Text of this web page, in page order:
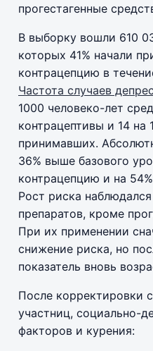
прогестагенные
В выборку вошли 610
которых 41% начали
контрацепцию в
Частота случаев
1000 человеко-лет
контрацептивы и 14 на
принимавших.
36% выше базового
контрацепцию и на
Рост риска
препаратов, кроме
При их применении
снижение риска, но
показатель вновь
После корректировки
участниц, социально-
факторов и курения: